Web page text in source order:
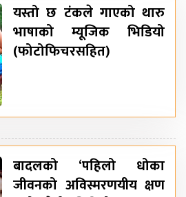
यस्तो छ टंकले गाएको थारु
भाषाको म्यूजिक भिडियो
(फोटोफिचरसहित)
बादलको ‘पहिलो धोका
जीवनको अविस्मरणयीय क्षण